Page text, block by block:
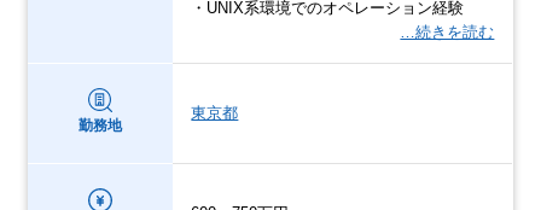
・UNIX系環境でのオペレーション経験
…続きを読む
勤務地
東京都